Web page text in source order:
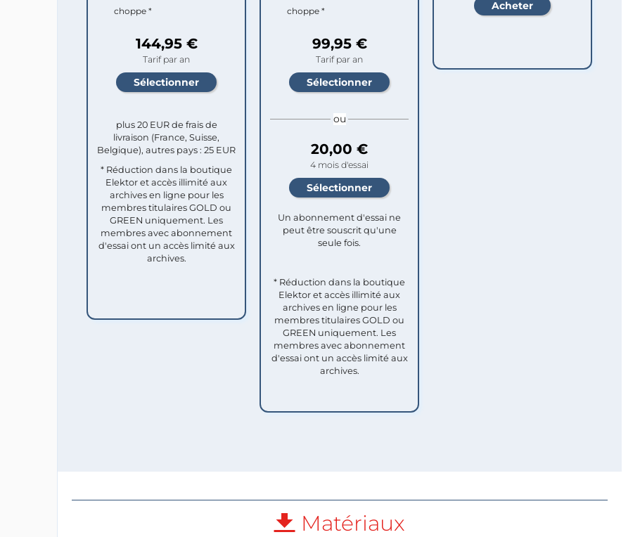
choppe *
144,95 €
Tarif par an
plus 20 EUR de frais de
livraison (France, Suisse,
Belgique), autres pays : 25 EUR
* Réduction dans la boutique
Elektor et accès illimité aux
archives en ligne pour les
membres titulaires GOLD ou
GREEN uniquement. Les
membres avec abonnement
d'essai ont un accès limité aux
archives.
choppe *
99,95 €
Tarif par an
ou
20,00 €
4 mois d'essai
Un abonnement d'essai ne
peut être souscrit qu'une
seule fois.​
* Réduction dans la boutique
Elektor et accès illimité aux
archives en ligne pour les
membres titulaires GOLD ou
GREEN uniquement. Les
membres avec abonnement
d'essai ont un accès limité aux
archives.
Matériaux